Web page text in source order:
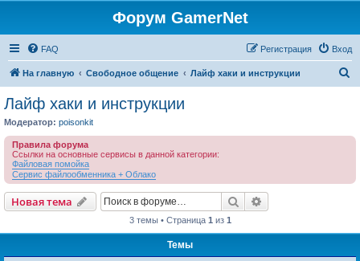
Форум GamerNet
FAQ Вход
Регистрация
На главную Свободное общение Лайф хаки и инструкции
Лайф хаки и инструкции
Модератор: poisonkit
Правила форума
Ссылки на основные сервисы в данной категории:
Файловая помойка
Сервис файлообменника + Облако
Новая тема Поиск
3 темы • Страница 1 из 1
Темы